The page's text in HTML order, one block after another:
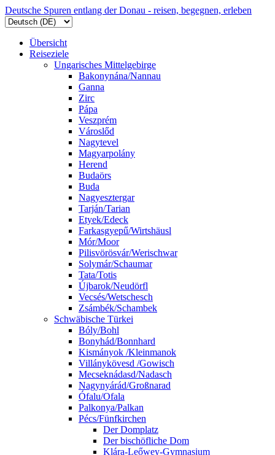
Deutsche Spuren entlang der Donau - reisen, begegnen, erleben
Übersicht
Reiseziele
Ungarisches Mittelgebirge
Bakonynána/Nannau
Ganna
Zirc
Pápa
Veszprém
Városlőd
Nagytevel
Magyarpolány
Herend
Budaörs
Buda
Nagyesztergar
Tarján/Tarian
Etyek/Edeck
Farkasgyepű/Wirtshäusl
Mór/Moor
Pilisvörösvár/Werischwar
Solymár/Schaumar
Tata/Totis
Újbarok/Neudörfl
Vecsés/Wetschesch
Zsámbék/Schambek
Schwäbische Türkei
Bóly/Bohl
Bonyhád/Bonnhard
Kismányok /Kleinmanok
Villánykövesd /Gowisch
Mecseknádasd/Nadasch
Nagynyárád/Großnarad
Ófalu/Ofala
Palkonya/Palkan
Pécs/Fünfkirchen
Der Domplatz
Der bischöfliche Dom
Klára-Leőwey-Gymnasium